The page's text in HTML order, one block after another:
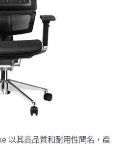
以其高品質和耐用性聞名，產